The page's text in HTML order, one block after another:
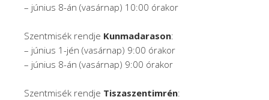
– június 8-án (vasárnap) 10:00 órakor
Szentmisék rendje Kunmadarason:
– június 1-jén (vasárnap) 9:00 órakor
– június 8-án (vasárnap) 9:00 órakor
Szentmisék rendje Tiszaszentimrén: